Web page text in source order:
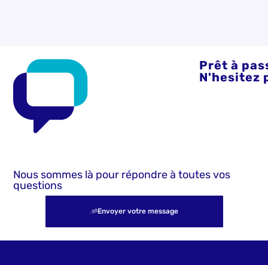
Prêt à
N'hesitez
Nous sommes là pour répondre à toutes vos
questions
Envoyer votre message